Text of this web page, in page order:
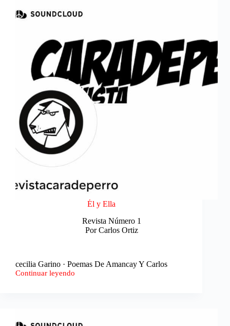
Él y Ella
Revista Número 1
Por Carlos Ortiz
cecilia Garino · Poemas De Amancay Y Carlos
Continuar leyendo
Él